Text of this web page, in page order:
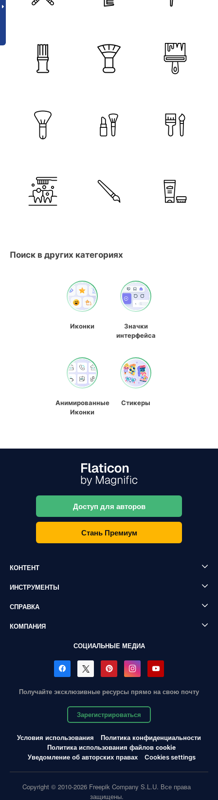
Поиск в других категориях
Иконки
Значки
интерфейса
Анимированные
Иконки
Стикеры
Доступ для авторов
Стань Премиум
КОНТЕНТ
ИНСТРУМЕНТЫ
СПРАВКА
КОМПАНИЯ
СОЦИАЛЬНЫЕ МЕДИА
Получайте эксклюзивные ресурсы прямо на свою почту
Зарегистрироваться
Условия использования
Политика конфиденциальности
Политика использования файлов cookie
Уведомление об авторских правах
Cookies settings
Copyright © 2010-2026 Freepik Company S.L.U. Все права
защищены.